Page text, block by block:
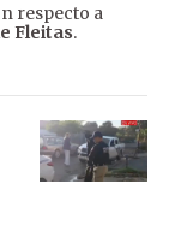
respecto a
Fleitas.